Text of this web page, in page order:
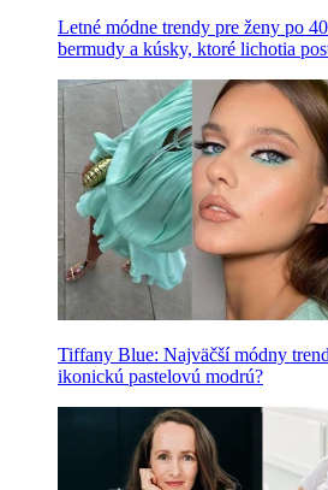
Letné módne trendy pre ženy po
bermudy a kúsky, ktoré lichotia
Tiffany Blue: Najväčší módny
ikonickú pastelovú modrú?